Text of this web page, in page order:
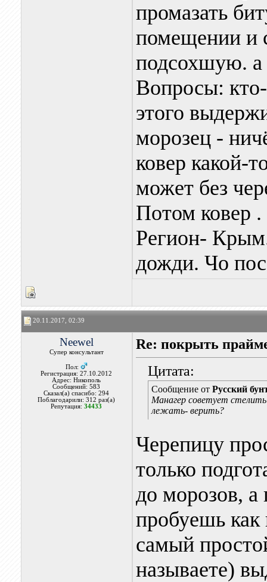
промазать
помещении и
подсохшую. а
Вопросы:
этого
морозец -
ковер какой-
может без
Потом ковер
Регион-
дожди. Чо
20.11.2017, 02:39
Neewel
Супер консультант
Пол:
Регистрация: 27.10.2012
Адрес: Никополь
Сообщений: 583
Сказал(а) спасибо: 294
Поблагодарили: 312 раз(а)
Репутация:34433
Re: покрыть
Цитата:
Сообщение от Русский
Манагер советует
лежать- верить?
Черепицу
только
до морозов,
пробуешь как
самый
называете)